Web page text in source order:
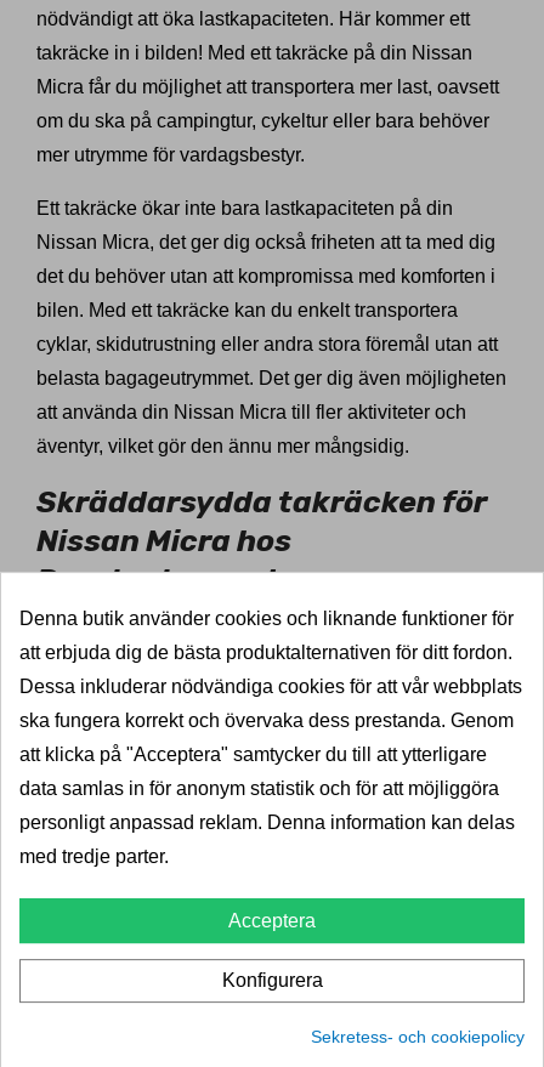
nödvändigt att öka lastkapaciteten. Här kommer ett
takräcke in i bilden! Med ett takräcke på din Nissan
Micra får du möjlighet att transportera mer last, oavsett
om du ska på campingtur, cykeltur eller bara behöver
mer utrymme för vardagsbestyr.
Ett takräcke ökar inte bara lastkapaciteten på din
Nissan Micra, det ger dig också friheten att ta med dig
det du behöver utan att kompromissa med komforten i
bilen. Med ett takräcke kan du enkelt transportera
cyklar, skidutrustning eller andra stora föremål utan att
belasta bagageutrymmet. Det ger dig även möjligheten
att använda din Nissan Micra till fler aktiviteter och
äventyr, vilket gör den ännu mer mångsidig.
Skräddarsydda takräcken för
Nissan Micra hos
Dragkrokexperten
som passar alla typer av bilar, inklusive Nissan Micra.
Vi förstår att varje bilmodell har sina unika krav och
behov, och därför erbjuder vi ett brett utbud av
takräcken som är anpassade för just din Nissan Micra.
För att hitta det perfekta takräcket är det enkelt: ange
ditt registreringsnummer och välj fordonets
takutformning på vår hemsida. Detta gör att du snabbt
skräddarsydda för din bil.
Våra takräcken är av hög kvalitet och designade för att
tåla olika typer av belastningar. Oavsett om du behöver
Denna butik använder cookies och liknande funktioner för
att erbjuda dig de bästa produktalternativen för ditt fordon.
Dessa inkluderar nödvändiga cookies för att vår webbplats
ska fungera korrekt och övervaka dess prestanda. Genom
att klicka på "Acceptera" samtycker du till att ytterligare
data samlas in för anonym statistik och för att möjliggöra
personligt anpassad reklam. Denna information kan delas
med tredje parter.
Acceptera
Konfigurera
Sekretess- och cookiepolicy